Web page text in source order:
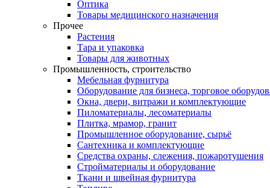
Оптика
Товары медицинского назначения
Прочее
Растения
Тара и упаковка
Товары для животных
Промышленность, строительство
Мебельная фурнитура
Оборудование для бизнеса, торговое
Окна, двери, витражи и комплектующие
Пиломатериалы, лесоматериалы
Плитка, мрамор, гранит
Промышленное оборудование, сырьё
Сантехника и комплектующие
Средства охраны, слежения, пожаротушения
Стройматериалы и оборудование
Ткани и швейная фурнитура